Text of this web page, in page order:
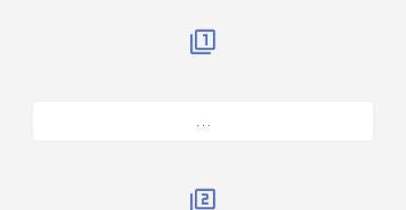
. . .